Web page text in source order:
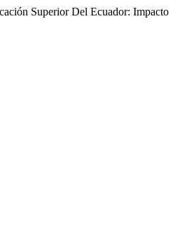
Superior Del Ecuador: Impacto